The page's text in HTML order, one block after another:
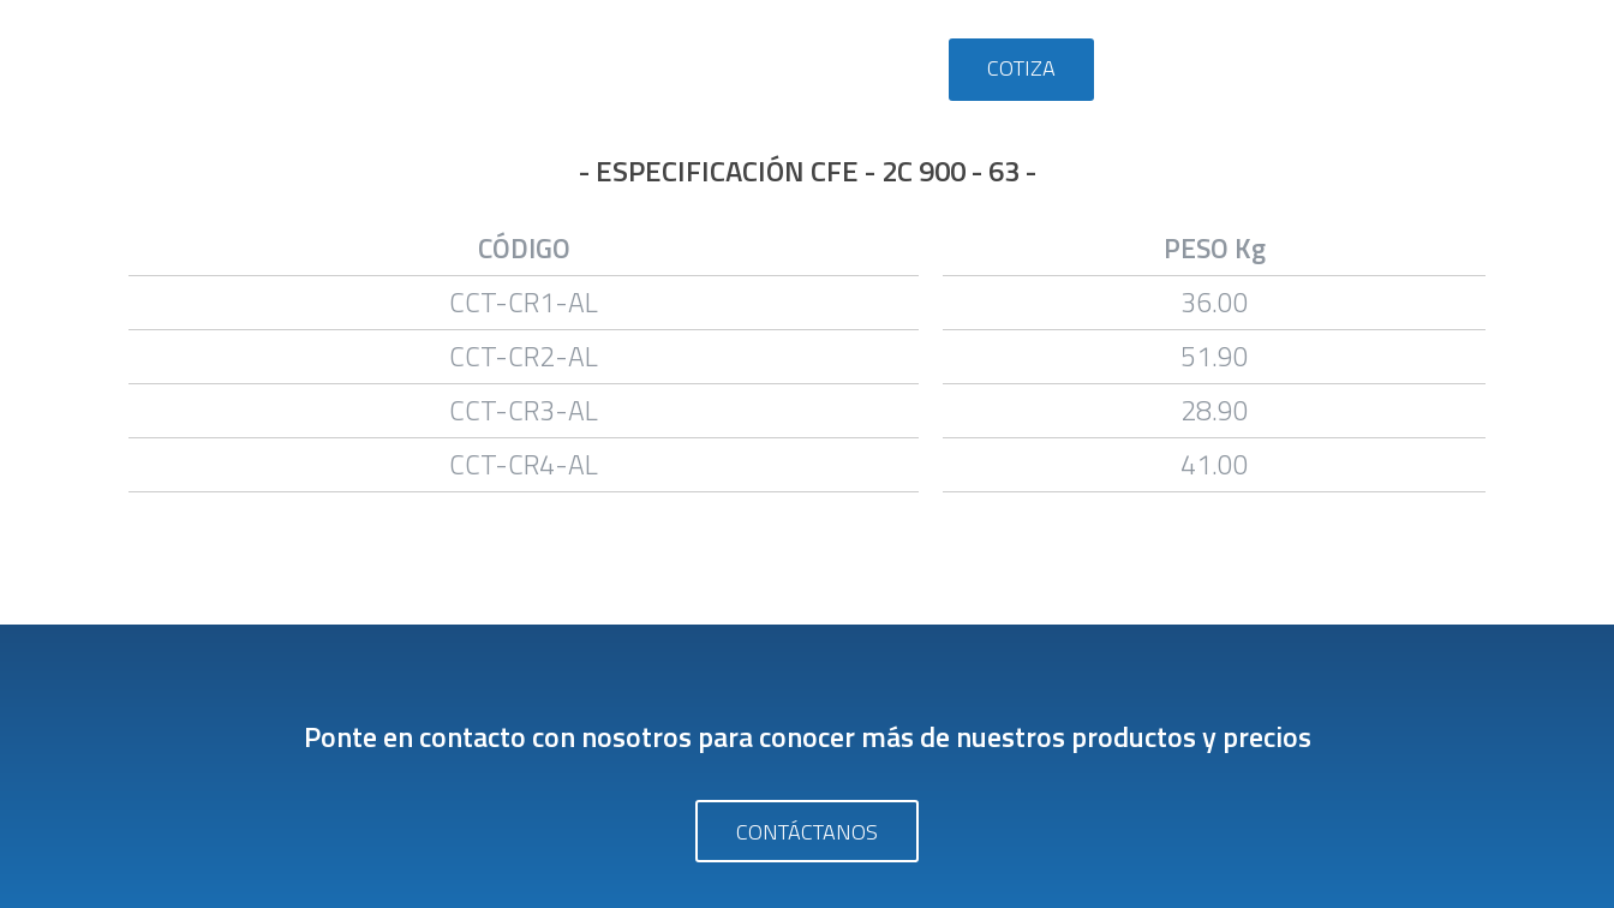
COTIZA
- ESPECIFICACIÓN CFE - 2C 900 - 63 -
CÓDIGO
PESO Kg
CCT-CR1-AL
36.00
CCT-CR2-AL
51.90
CCT-CR3-AL
28.90
CCT-CR4-AL
41.00
Ponte en contacto con nosotros para conocer más de nuestros productos y precios
CONTÁCTANOS